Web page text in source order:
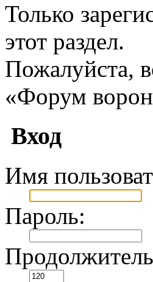
Только
этот раздел.
Пожалуйста,
«Форум
Вход
Имя
Пароль: